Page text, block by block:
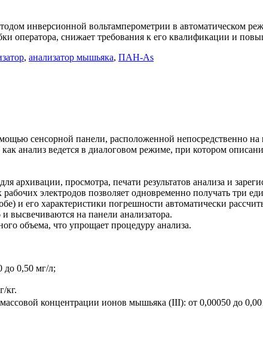
инверсионной вольтамперометрии в автоматическом
оператора, снижает требования к его квалификации и
, анализатор мышьяка, ПАН-As
сенсорной панели, расположенной непосредственно на
анализ ведется в диалоговом режиме, при котором
архивации, просмотра, печати результатов анализа и
электродов позволяет одновременно получать три
и его характеристики погрешности автоматически
на панели анализатора.
объема, что упрощает процедуру анализа.
до 0,50 мг/л;
кг.
концентрации ионов мышьяка (III): от 0,00050 до